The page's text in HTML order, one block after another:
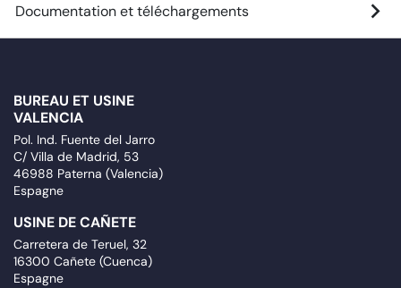
Documentation et téléchargements
BUREAU ET USINE
VALENCIA
Pol. Ind. Fuente del Jarro
C/ Villa de Madrid, 53
46988 Paterna (Valencia)
Espagne
USINE DE CAÑETE
Carretera de Teruel, 32
16300 Cañete (Cuenca)
Espagne